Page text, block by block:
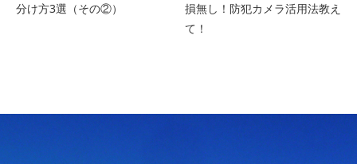
分け方3選（その②）
損無し！防犯カメラ活用法教え
て！